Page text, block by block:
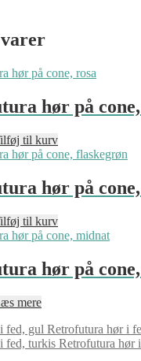
hør på
til kurv
hør på
til kurv
hør på
mere
Retrofutura hør i
Retrofutura hør